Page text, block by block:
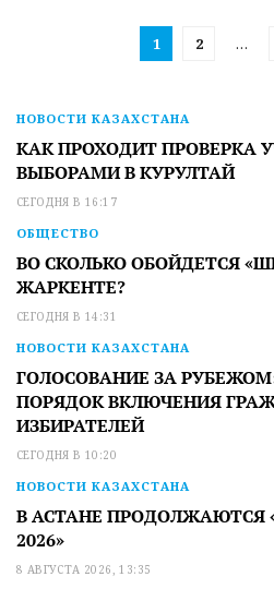
1 2 …
НОВОСТИ КАЗАХСТАНА
КАК ПРОХОДИТ ПРОВЕРКА
ВЫБОРАМИ В КУРУЛТАЙ
СЕГОДНЯ В 16:17
ОБЩЕСТВО
ВО СКОЛЬКО ОБОЙДЕТСЯ
ЖАРКЕНТЕ?
СЕГОДНЯ В 14:31
НОВОСТИ КАЗАХСТАНА
ГОЛОСОВАНИЕ ЗА
ПОРЯДОК ВКЛЮЧЕНИЯ
ИЗБИРАТЕЛЕЙ
СЕГОДНЯ В 10:20
НОВОСТИ КАЗАХСТАНА
В АСТАНЕ ПРОДОЛЖАЮТСЯ
2026»
8 АВГУСТА 2026, 13:35